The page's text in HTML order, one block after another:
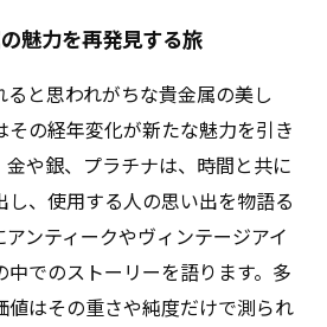
れ、新たな価値を見出す方法
魅力を再発見する旅
と思われがちな貴金属の美し
その経年変化が新たな魅力を引き
や銀、プラチナは、時間と共に
、使用する人の思い出を物語る
ンティークやヴィンテージアイ
でのストーリーを語ります。多
値はその重さや純度だけで測られ